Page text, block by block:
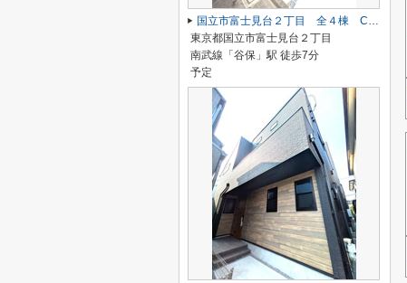
国立市富士見台２丁目 全４棟 C号棟 仲介手数料無料♪
東京都国立市富士見台２丁目
南武線「谷保」駅 徒歩7分
予定